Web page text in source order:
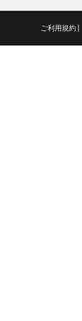
ご利用規約